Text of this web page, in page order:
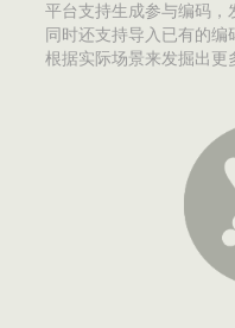
平台支持生成参与编码，
同时还支持导入已有的
根据实际场景来发掘出更